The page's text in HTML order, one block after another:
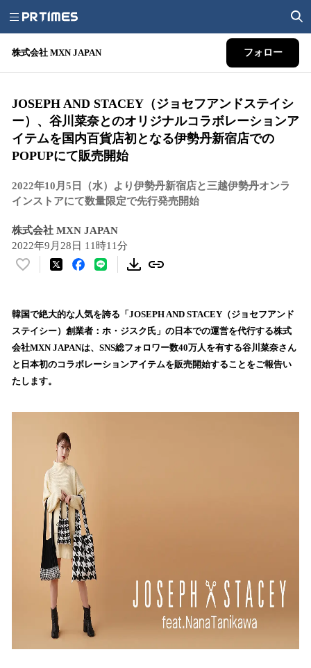
株式会社 MXN JAPAN フォロー
JOSEPH AND STACEY（ジョセフアンドステイシ
ー）、谷川菜奈とのオリジナルコラボレーションア
イテムを国内百貨店初となる伊勢丹新宿店での
POPUPにて販売開始
2022年10月5日（水）より伊勢丹新宿店と三越伊勢丹オンラ
インストアにて数量限定で先行発売開始
株式会社 MXN JAPAN
2022年9月28日 11時11分
い
！
数
を
読
込
韓国で絶大的な人気を誇る「JOSEPH AND STACEY（ジョセフアンド
ステイシー）創業者：ホ・ジスク氏」の日本での運営を代行する株式
会社MXN JAPANは、SNS総フォロワー数40万人を有する谷川菜奈さん
と日本初のコラボレーションアイテムを販売開始することをご報告い
たします。